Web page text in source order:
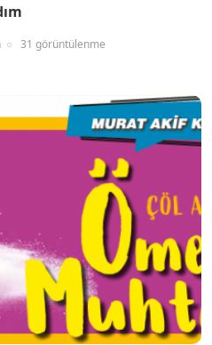
31 görüntülenme